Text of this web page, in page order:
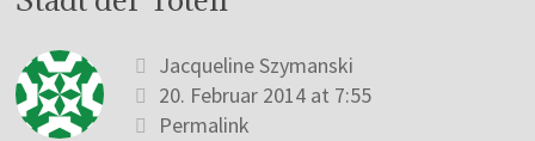
Jacqueline Szymanski
20. Februar 2014 at 7:55
Permalink